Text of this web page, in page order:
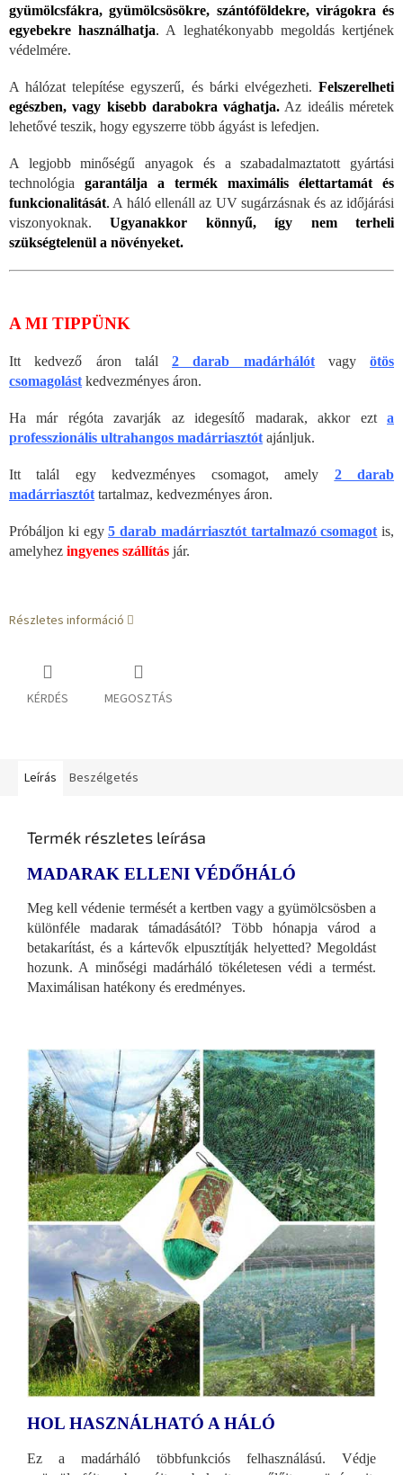
gyümölcsfákra, gyümölcsösökre, szántóföldekre, virágokra és
egyebekre használhatja. A leghatékonyabb megoldás kertjének
védelmére.
A hálózat telepítése egyszerű, és bárki elvégezheti. Felszerelheti
egészben, vagy kisebb darabokra vághatja. Az ideális méretek
lehetővé teszik, hogy egyszerre több ágyást is lefedjen.
A legjobb minőségű anyagok és a szabadalmaztatott gyártási
technológia garantálja a termék maximális élettartamát és
funkcionalitását. A háló ellenáll az UV sugárzásnak és az időjárási
viszonyoknak.Ugyanakkor könnyű, így nem terheli
szükségtelenül a növényeket.
A MI TIPPÜNK
Itt kedvező áron talál 2 darab madárhálótvagy ötös
csomagolást kedvezményes áron.
Ha már régóta zavarják az idegesítő madarak, akkor ezt a
professzionális ultrahangos madárriasztót ajánljuk.
Itt talál egy kedvezményes csomagot, amely 2 darab
madárriasztót tartalmaz, kedvezményes áron.
Próbáljon ki egy5 darab madárriasztót tartalmazó csomagot is,
amelyhez ingyenes szállítás jár.
Részletes információ
KÉRDÉS MEGOSZTÁS
Leírás Beszélgetés
Termék részletes leírása
MADARAK ELLENI VÉDŐHÁLÓ
Meg kell védenie termését a kertben vagy a gyümölcsösben a
különféle madarak támadásától? Több hónapja várod a
betakarítást, és a kártevők elpusztítják helyetted? Megoldást
hozunk. A minőségi madárháló tökéletesen védi a termést.
Maximálisan hatékony és eredményes.
HOL HASZNÁLHATÓ A HÁLÓ
Ez a madárháló többfunkciós felhasználású. Védje